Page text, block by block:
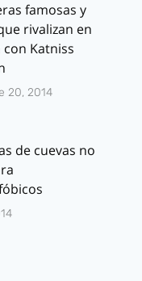
famosas y
rivalizan en
con Katniss
20, 2014
de cuevas no